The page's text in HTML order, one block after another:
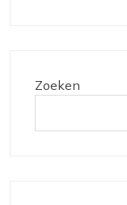
Zoeken